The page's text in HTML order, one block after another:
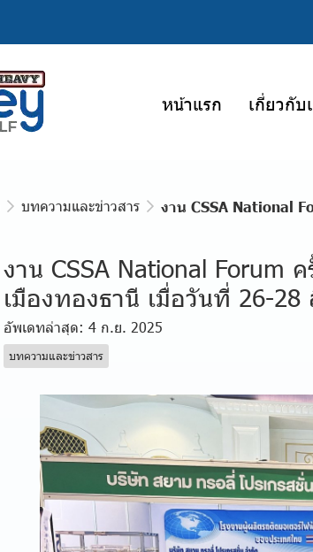
หน้าแรก เกี่ยวกับ
บทความและข่าวสาร งาน CSSA National
งาน CSSA National Forum
เมืองทองธานี เมื่อวันที่ 26-
อัพเดทล่าสุด: 4 ก.ย. 2025
บทความและข่าวสาร